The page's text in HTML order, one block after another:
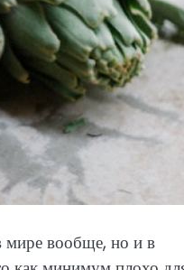
мире вообще, но и в